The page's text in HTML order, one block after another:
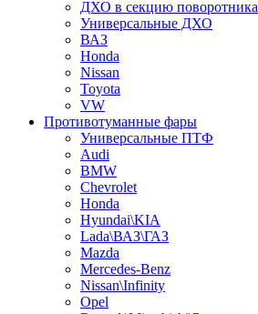
ДХО в секцию поворотника
Универсальные ДХО
ВАЗ
Honda
Nissan
Toyota
VW
Противотуманные фары
Универсальные ПТФ
Audi
BMW
Chevrolet
Honda
Hyundai\KIA
Lada\ВАЗ\ГАЗ
Mazda
Mercedes-Benz
Nissan\Infinity
Opel